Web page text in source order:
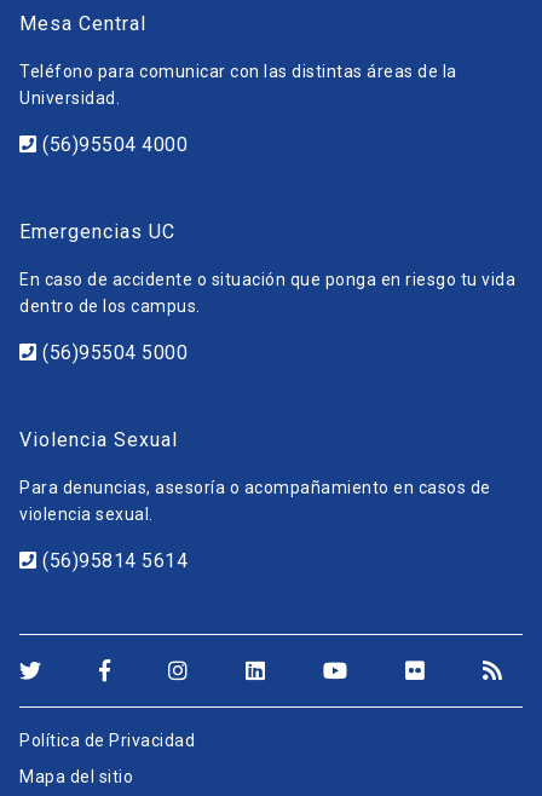
Mesa Central
Teléfono para comunicar con las distintas áreas de la
Universidad.
(56)95504 4000
Emergencias UC
En caso de accidente o situación que ponga en riesgo tu vida
dentro de los campus.
(56)95504 5000
Violencia Sexual
Para denuncias, asesoría o acompañamiento en casos de
violencia sexual.
(56)95814 5614
Política de Privacidad
Mapa del sitio